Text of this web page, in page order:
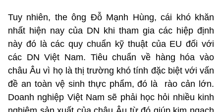
Tuy nhiên, the ông Đỗ Mạnh Hùng, cái khó khăn
nhất hiện nay của DN khi tham gia các hiệp định
này đó là các quy chuẩn kỹ thuật của EU đối với
các DN Việt Nam. Tiêu chuẩn về hàng hóa vào
châu Âu vì họ là thị trường khó tính đặc biệt với vấn
đề an toàn vệ sinh thực phẩm, đó là rào cản lớn.
Doanh nghiệp Việt Nam sẽ phải học hỏi nhiều kinh